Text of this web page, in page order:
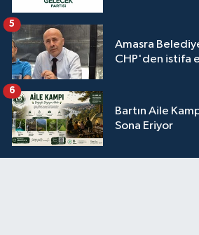
Amasra
CHP'den istifa
5
Bartın Aile
Sona Eriyor
6